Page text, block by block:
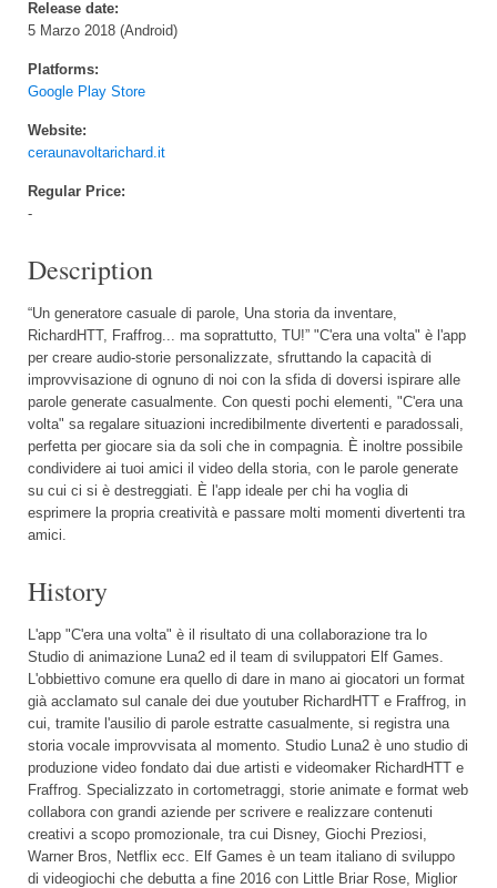
Release date:
5 Marzo 2018 (Android)
Platforms:
Google Play Store
Website:
ceraunavoltarichard.it
Regular Price:
-
Description
“Un generatore casuale di parole, Una storia da inventare,
RichardHTT, Fraffrog... ma soprattutto, TU!” "C'era una volta" è l'app
per creare audio-storie personalizzate, sfruttando la capacità di
improvvisazione di ognuno di noi con la sfida di doversi ispirare alle
parole generate casualmente. Con questi pochi elementi, "C'era una
volta" sa regalare situazioni incredibilmente divertenti e paradossali,
perfetta per giocare sia da soli che in compagnia. È inoltre possibile
condividere ai tuoi amici il video della storia, con le parole generate
su cui ci si è destreggiati. È l'app ideale per chi ha voglia di
esprimere la propria creatività e passare molti momenti divertenti tra
amici.
History
L'app "C'era una volta" è il risultato di una collaborazione tra lo
Studio di animazione Luna2 ed il team di sviluppatori Elf Games.
L'obbiettivo comune era quello di dare in mano ai giocatori un format
già acclamato sul canale dei due youtuber RichardHTT e Fraffrog, in
cui, tramite l'ausilio di parole estratte casualmente, si registra una
storia vocale improvvisata al momento. Studio Luna2 è uno studio di
produzione video fondato dai due artisti e videomaker RichardHTT e
Fraffrog. Specializzato in cortometraggi, storie animate e format web
collabora con grandi aziende per scrivere e realizzare contenuti
creativi a scopo promozionale, tra cui Disney, Giochi Preziosi,
Warner Bros, Netflix ecc. Elf Games è un team italiano di sviluppo
di videogiochi che debutta a fine 2016 con Little Briar Rose, Miglior